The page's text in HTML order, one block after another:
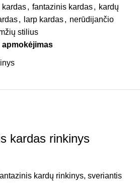
kardas, fantazinis kardas, kardų
, larp kardas, nerūdijančio
stilius
kardas rinkinys
kardų rinkinys, sveriantis